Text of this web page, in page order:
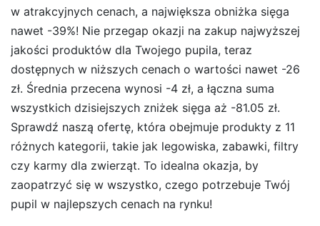
w atrakcyjnych cenach, a największa obniżka sięga
nawet -39%! Nie przegap okazji na zakup najwyższej
jakości produktów dla Twojego pupila, teraz
dostępnych w niższych cenach o wartości nawet -26
zł. Średnia przecena wynosi -4 zł, a łączna suma
wszystkich dzisiejszych zniżek sięga aż -81.05 zł.
Sprawdź naszą ofertę, która obejmuje produkty z 11
różnych kategorii, takie jak legowiska, zabawki, filtry
czy karmy dla zwierząt. To idealna okazja, by
zaopatrzyć się w wszystko, czego potrzebuje Twój
pupil w najlepszych cenach na rynku!